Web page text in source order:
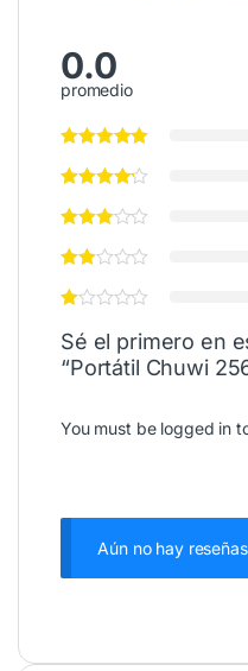
0.0
promedio
Sé el primero en
“Portátil Chuwi
You must be logged in
Aún no hay